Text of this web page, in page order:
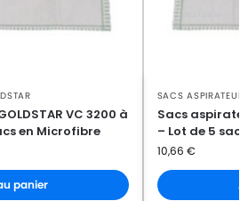
PASSION 3800
PASSION 4200
VC 3200 à
en Microfibre
panier
SACS
Sacs
– Lot de 5
10,66 €